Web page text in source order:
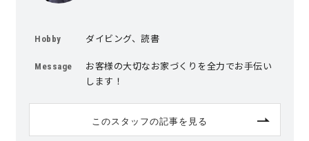
近日分譲予定情報 会社情報
Hobby ダイビング、読書
Message
お客様の大切なお家づくりを全力でお手伝い
します！
このスタッフの記事を見る